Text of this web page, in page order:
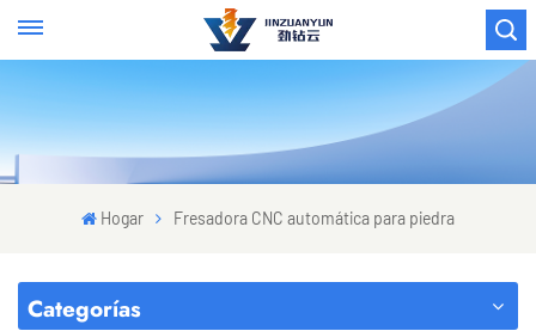
Hogar Fresadora CNC automática para piedra
Categorías